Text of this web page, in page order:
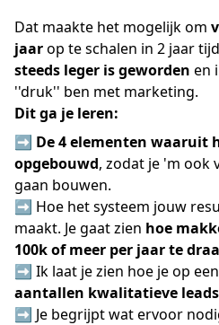
Dat maakte het mogelijk om
jaarop te schalen in 2 jaar
steeds leger is geworden en
''druk'' ben met marketing.
Dit ga je leren:
➡️ De 4 elementen waaruit
opgebouwd, zodat je 'm ook
gaan bouwen.
➡️ Hoe het systeem jouw
maakt. Je gaat zien hoe
100k of meer per jaar te
➡️ Ik laat je zien hoe je op
aantallen kwalitatieve leads
➡️ Je begrijpt wat ervoor